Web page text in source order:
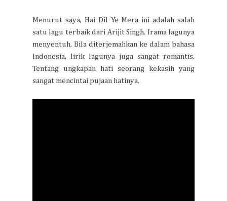
Menurut saya, Hai Dil Ye Mera ini adalah salah
satu lagu terbaik dari Arijit Singh. Irama lagunya
menyentuh. Bila diterjemahkan ke dalam bahasa
Indonesia, lirik lagunya juga sangat romantis.
Tentang ungkapan hati seorang kekasih yang
sangat mencintai pujaan hatinya.